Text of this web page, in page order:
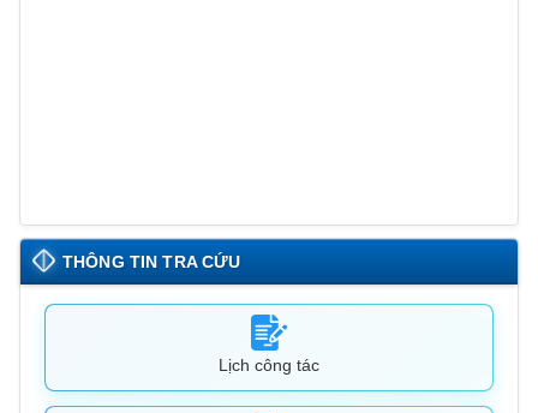
THÔNG TIN TRA CỨU
Lịch công tác